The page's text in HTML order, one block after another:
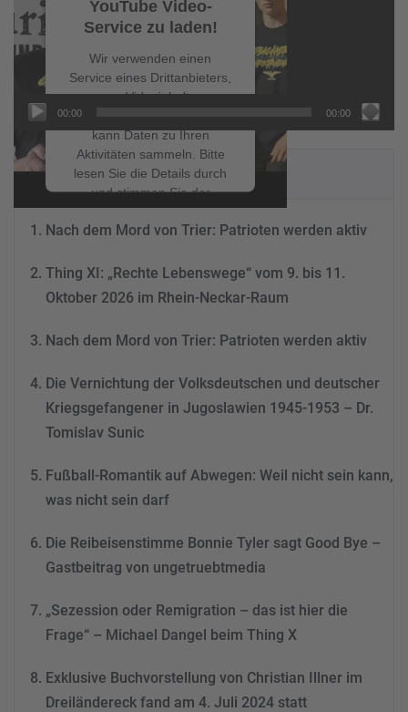
YouTube Video-
Service zu laden!
Wir verwenden einen
Service eines Drittanbieters,
um Videoinhalte
einzubetten. Dieser Service
kann Daten zu Ihren
Aktivitäten sammeln. Bitte
lesen Sie die Details durch
und stimmen Sie der
Nutzung des Service zu, um
dieses Video anzusehen.
Mehr Informationen
Consent Management
&
00:00 00:00
NEUESTE BEITRÄGE
Nach dem Mord von Trier: Patrioten werden aktiv
Thing XI: „Rechte Lebenswege“ vom 9. bis 11.
Oktober 2026 im Rhein-Neckar-Raum
Nach dem Mord von Trier: Patrioten werden aktiv
Die Vernichtung der Volksdeutschen und deutscher
Kriegsgefangener in Jugoslawien 1945-1953 – Dr.
Tomislav Sunic
Fußball-Romantik auf Abwegen: Weil nicht sein kann,
was nicht sein darf
Die Reibeisenstimme Bonnie Tyler sagt Good Bye –
Gastbeitrag von ungetruebtmedia
„Sezession oder Remigration – das ist hier die
Frage“ – Michael Dangel beim Thing X
Exklusive Buchvorstellung von Christian Illner im
Dreiländereck fand am 4. Juli 2024 statt